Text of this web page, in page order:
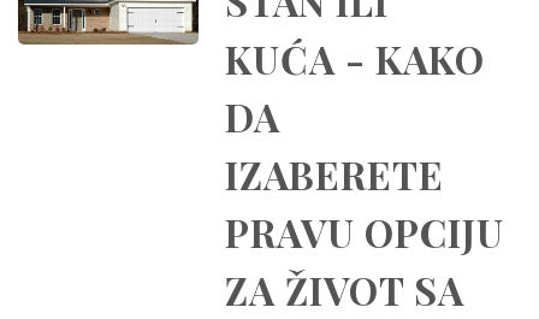
KUĆA - KAKO
DA
IZABERETE
PRAVU OPCIJU
ZA ŽIVOT SA